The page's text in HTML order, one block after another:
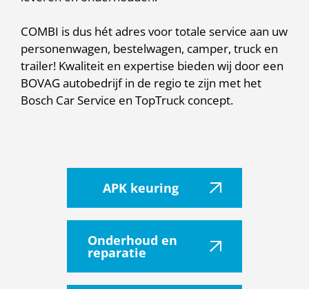
COMBI is dus hét adres voor totale service aan uw
personenwagen, bestelwagen, camper, truck en
trailer! Kwaliteit en expertise bieden wij door een
BOVAG autobedrijf in de regio te zijn met het
Bosch Car Service en TopTruck concept.
APK keuring
Onderhoud en
reparatie